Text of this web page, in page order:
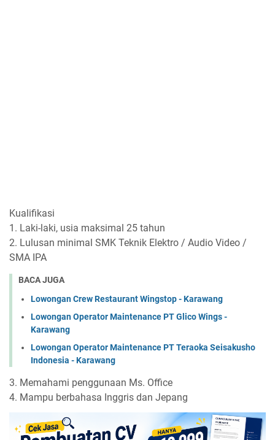
Kualifikasi
1. Laki-laki, usia maksimal 25 tahun
2. Lulusan minimal SMK Teknik Elektro / Audio Video /
SMA IPA
BACA JUGA
Lowongan Crew Restaurant Wingstop - Karawang
Lowongan Operator Maintenance PT Glico Wings -
Karawang
Lowongan Operator Maintenance PT Teraoka Seisakusho
Indonesia - Karawang
3. Memahami penggunaan Ms. Office
4. Mampu berbahasa Inggris dan Jepang